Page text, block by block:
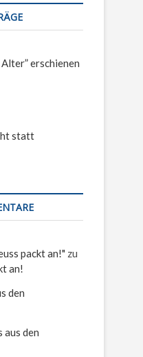
o
Ort,
erschienen
statt
packt an!" zu
an!
den
aus den